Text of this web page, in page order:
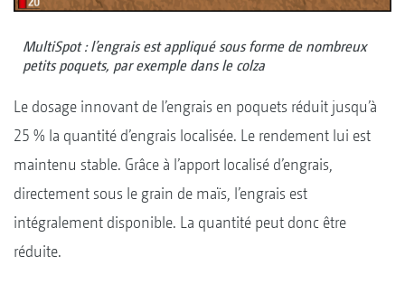
MultiSpot : l’engrais est appliqué sous forme de nombreux
petits poquets, par exemple dans le colza
Le dosage innovant de l’engrais en poquets réduit jusqu’à
25 % la quantité d’engrais localisée. Le rendement lui est
maintenu stable. Grâce à l’apport localisé d’engrais,
directement sous le grain de maïs, l’engrais est
intégralement disponible. La quantité peut donc être
réduite.